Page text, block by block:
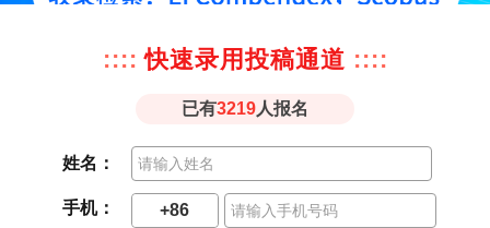
:::: 快速录用投稿通道 ::::
已有3219人报名
姓名：
手机： +86